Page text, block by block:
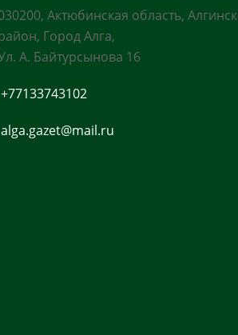
Актюбинская область,
Город Алга,
А. Байтурсынова 16
+77133743102
alga.gazet@mail.ru